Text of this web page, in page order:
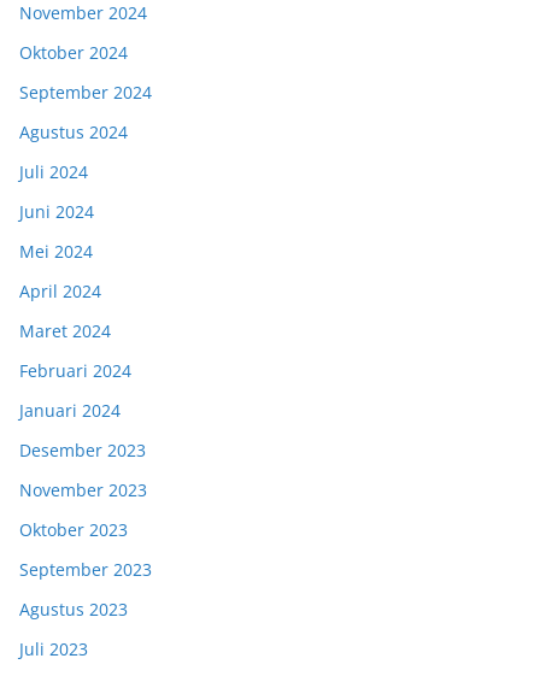
November 2024
Oktober 2024
September 2024
Agustus 2024
Juli 2024
Juni 2024
Mei 2024
April 2024
Maret 2024
Februari 2024
Januari 2024
Desember 2023
November 2023
Oktober 2023
September 2023
Agustus 2023
Juli 2023